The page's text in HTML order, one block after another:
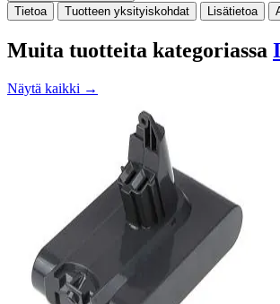
Tietoa
Tuotteen yksityiskohdat Lisätietoa
Muita tuotteita kategoriassa
Näytä kaikki →